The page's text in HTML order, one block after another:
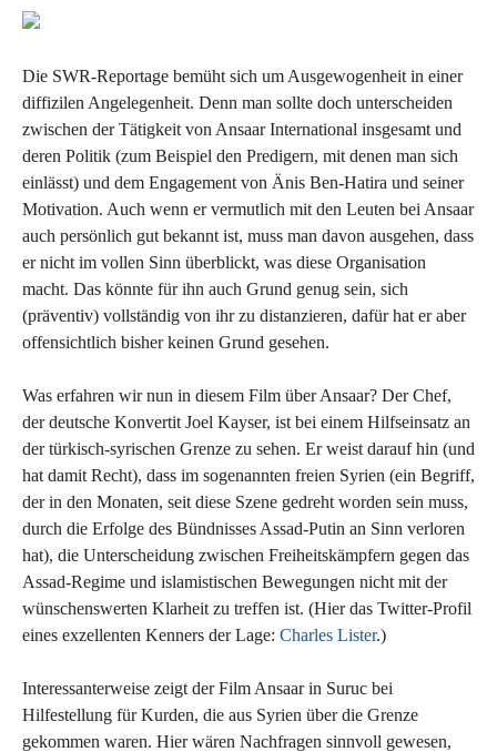
Die SWR-Reportage bemüht sich um Ausgewogenheit in einer
diffizilen Angelegenheit. Denn man sollte doch unterscheiden
zwischen der Tätigkeit von Ansaar International insgesamt und
deren Politik (zum Beispiel den Predigern, mit denen man sich
einlässt) und dem Engagement von Änis Ben-Hatira und seiner
Motivation. Auch wenn er vermutlich mit den Leuten bei Ansaar
auch persönlich gut bekannt ist, muss man davon ausgehen, dass
er nicht im vollen Sinn überblickt, was diese Organisation
macht. Das könnte für ihn auch Grund genug sein, sich
(präventiv) vollständig von ihr zu distanzieren, dafür hat er aber
offensichtlich bisher keinen Grund gesehen.
Was erfahren wir nun in diesem Film über Ansaar? Der Chef,
der deutsche Konvertit Joel Kayser, ist bei einem Hilfseinsatz an
der türkisch-syrischen Grenze zu sehen. Er weist darauf hin (und
hat damit Recht), dass im sogenannten freien Syrien (ein Begriff,
der in den Monaten, seit diese Szene gedreht worden sein muss,
durch die Erfolge des Bündnisses Assad-Putin an Sinn verloren
hat), die Unterscheidung zwischen Freiheitskämpfern gegen das
Assad-Regime und islamistischen Bewegungen nicht mit der
wünschenswerten Klarheit zu treffen ist. (Hier das Twitter-Profil
eines exzellenten Kenners der Lage: Charles Lister.)
Interessanterweise zeigt der Film Ansaar in Suruc bei
Hilfestellung für Kurden, die aus Syrien über die Grenze
gekommen waren. Hier wären Nachfragen sinnvoll gewesen,